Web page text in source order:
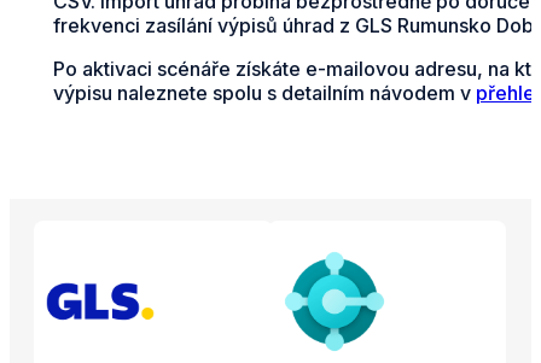
frekvenci zasílání výpisů úhrad z GLS Rumunsko
Po aktivaci scénáře získáte e-mailovou adresu, na
výpisu naleznete spolu s detailním návodem v
Propojené aplikace a služby